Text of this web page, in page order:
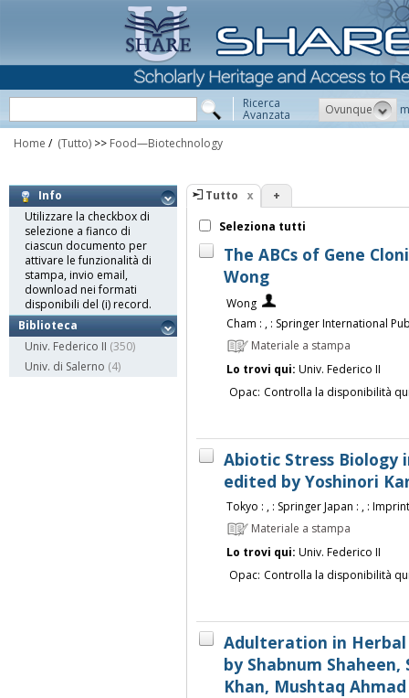
Ricerca
Avanzata Ovunque
Home / (Tutto) >> Food—Biotechnology
Info
Utilizzare la checkbox di
selezione a fianco di
ciascun documento per
attivare le funzionalità di
stampa, invio email,
download nei formati
disponibili del (i) record.
Biblioteca
Univ. Federico II (350)
Univ. di Salerno (4)
Tutto +
Seleziona tutti
The ABCs of Gene
Wong
Wong
Cham : , : Springer International
Materiale a stampa
Lo trovi qui: Univ. Federico II
Opac: Controlla la disponibilità
Abiotic Stress
edited by Yoshinori
Tokyo : , : Springer Japan : , :
Materiale a stampa
Lo trovi qui: Univ. Federico II
Opac: Controlla la disponibilità
Adulteration in Herbal
by Shabnum Shaheen,
Khan, Mushtaq Ahmad